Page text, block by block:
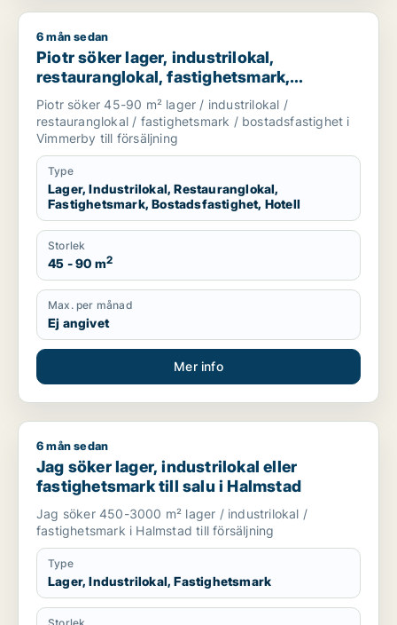
Piotr söker lager, industrilokal, restauranglokal,
6 mån sedan
Piotr söker lager, industrilokal,
restauranglokal, fastighetsmark,
bostadsfastighet eller hotell till salu i
Vimmerby
Piotr söker 45-90 m² lager / industrilokal /
restauranglokal / fastighetsmark / bostadsfastighet i
Vimmerby till försäljning
Type
Lager, Industrilokal, Restauranglokal,
Fastighetsmark, Bostadsfastighet, Hotell
Storlek
45 - 90 m2
Max. per månad
Ej angivet
Mer info
Jag söker lager, industrilokal eller fastighetsmark till salu i
6 mån sedan
Jag söker lager, industrilokal eller
fastighetsmark till salu i Halmstad
Jag söker 450-3000 m² lager / industrilokal /
fastighetsmark i Halmstad till försäljning
Type
Lager, Industrilokal, Fastighetsmark